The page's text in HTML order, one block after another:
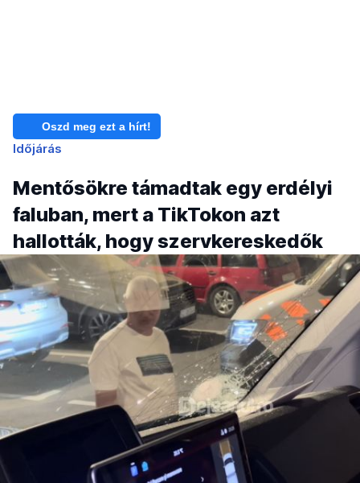
Oszd meg ezt a hírt!
Időjárás
Mentősökre támadtak egy erdélyi
faluban, mert a TikTokon azt
hallották, hogy szervkereskedők